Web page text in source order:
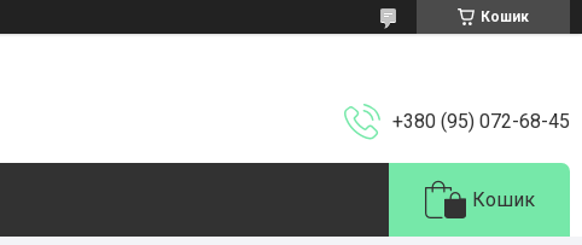
Кошик
+380 (95) 072-68-45
Кошик